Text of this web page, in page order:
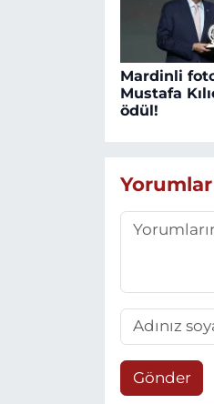
Mardinli
Mustafa
ödül!
Yorumlar
Gönder